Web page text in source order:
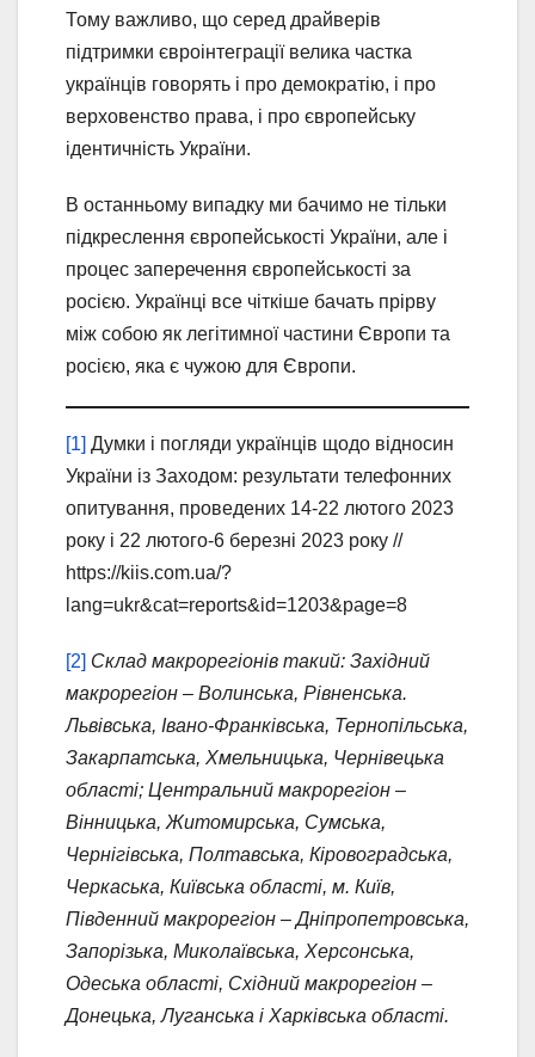
Тому важливо, що серед драйверів
підтримки євроінтеграції велика частка
українців говорять і про демократію, і про
верховенство права, і про європейську
ідентичність України.
В останньому випадку ми бачимо не тільки
підкреслення європейськості України, але і
процес заперечення європейськості за
росією. Українці все чіткіше бачать прірву
між собою як легітимної частини Європи та
росією, яка є чужою для Європи.
[1] Думки і погляди українців щодо відносин
України із Заходом: результати телефонних
опитування, проведених 14-22 лютого 2023
року і 22 лютого-6 березні 2023 року //
https://kiis.com.ua/?
lang=ukr&cat=reports&id=1203&page=8
[2] Склад макрорегіонів такий: Західний
макрорегіон – Волинська, Рівненська.
Львівська, Івано-Франківська, Тернопільська,
Закарпатська, Хмельницька, Чернівецька
області; Центральний макрорегіон –
Вінницька, Житомирська, Сумська,
Чернігівська, Полтавська, Кіровоградська,
Черкаська, Київська області, м. Київ,
Південний макрорегіон – Дніпропетровська,
Запорізька, Миколаївська, Херсонська,
Одеська області, Східний макрорегіон –
Донецька, Луганська і Харківська області.